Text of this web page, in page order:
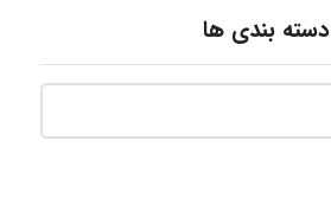
دسته بندی ها